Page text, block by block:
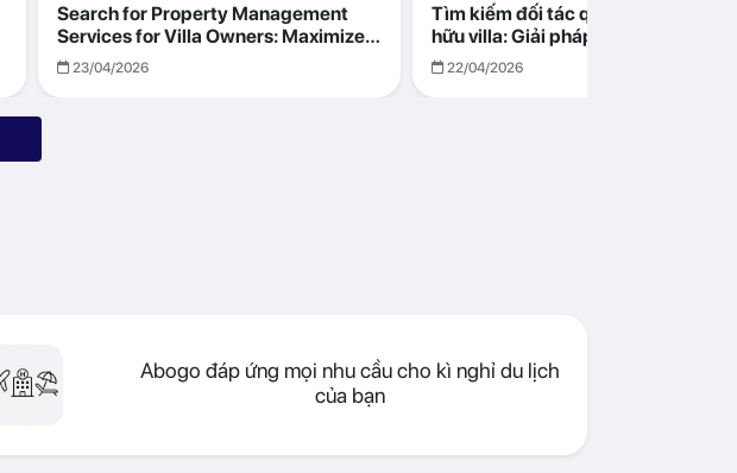
Search for Property Management
Services for Villa Owners: Maximize
Returns with Abogo in Da Nang
23/04/2026
Tìm kiếm đối tác quản lý cho chủ sở
hữu villa: Giải pháp tối ưu lợi nhuận
cùng Abogo tại Đà Nẵng
22/04/2026
Abogo đáp ứng mọi nhu cầu cho kì nghỉ du lịch
của bạn